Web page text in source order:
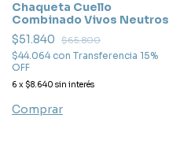
Chaqueta Cuello
Combinado Vivos Neutros
$51.840
$65.800
$44.064 con Transferencia 15%
OFF
6 x $8.640 sin interés
Comprar